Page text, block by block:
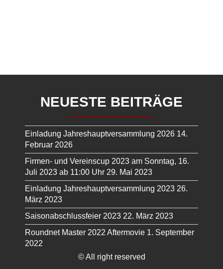
NEUESTE BEITRÄGE
Einladung Jahreshauptversammlung 2026 14.
Februar 2026
Firmen- und Vereinscup 2023 am Sonntag, 16.
Juli 2023 ab 11:00 Uhr 29. Mai 2023
Einladung Jahreshauptversammlung 2023 26.
März 2023
Saisonabschlussfeier 2023 22. März 2023
Roundnet Master 2022 Aftermovie 1. September
2022
© All right reserved